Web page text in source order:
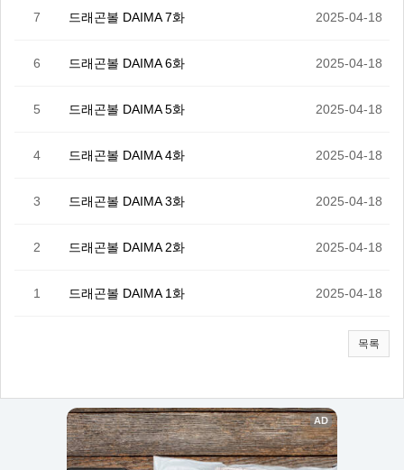
7 드래곤볼 DAIMA 7화 2025-04-18
6 드래곤볼 DAIMA 6화 2025-04-18
5 드래곤볼 DAIMA 5화 2025-04-18
4 드래곤볼 DAIMA 4화 2025-04-18
3 드래곤볼 DAIMA 3화 2025-04-18
2 드래곤볼 DAIMA 2화 2025-04-18
1 드래곤볼 DAIMA 1화 2025-04-18
목록